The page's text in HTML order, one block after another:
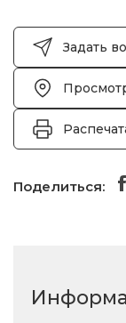
Задать
Поделиться: